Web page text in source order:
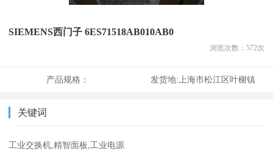
SIEMENS西门子 6ES71518AB010AB0
浏览次数： 572次
产品规格： 发货地: 上海市松江区叶榭镇
关键词
工业交换机,精智面板,工业电源